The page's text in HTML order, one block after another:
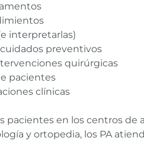
interpretarlas)
preventivos
quirúrgicas
pacientes
clínicas
pacientes en los centros
y ortopedia, los PA